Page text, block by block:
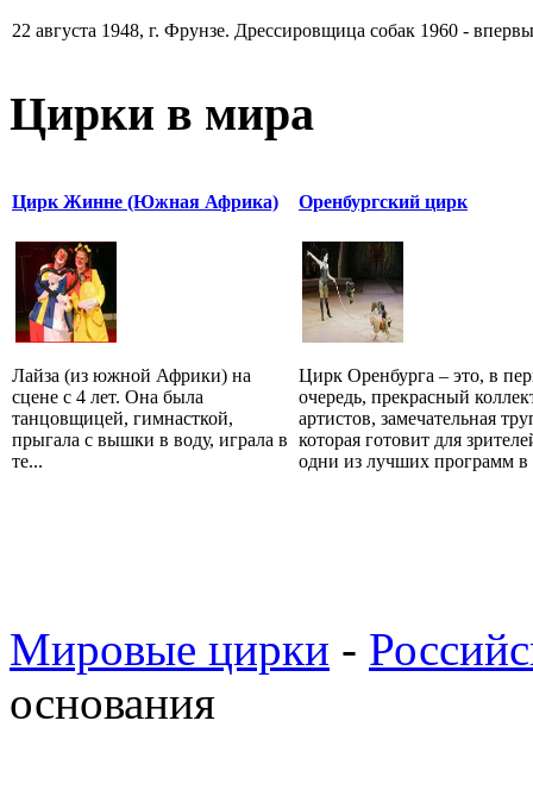
22 августа 1948, г. Фрунзе. Дрессировщица собак 1960 -
Цирки в мира
Цирк Жинне (Южная Африка)
Лайза (из южной Африки) на
сцене с 4 лет. Она была
танцовщицей, гимнасткой,
прыгала с вышки в воду, играла в
те...
Оренбургский цирк
Цирк Оренбурга – это, в
очередь, прекрасный
артистов, замечательная
которая готовит для
одни из лучших программ в
Мировые цирки -
основания